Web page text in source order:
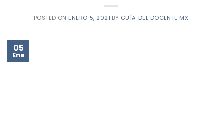
POSTED ON ENERO 5, 2021 BY GUÍA DEL DOCENTE MX
05
Ene